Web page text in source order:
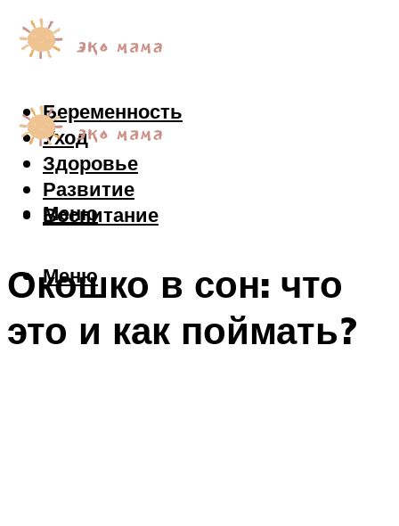
Беременность
Уход
Здоровье
Развитие
Воспитание
Меню
Меню
Окошко в сон: что
это и как поймать?